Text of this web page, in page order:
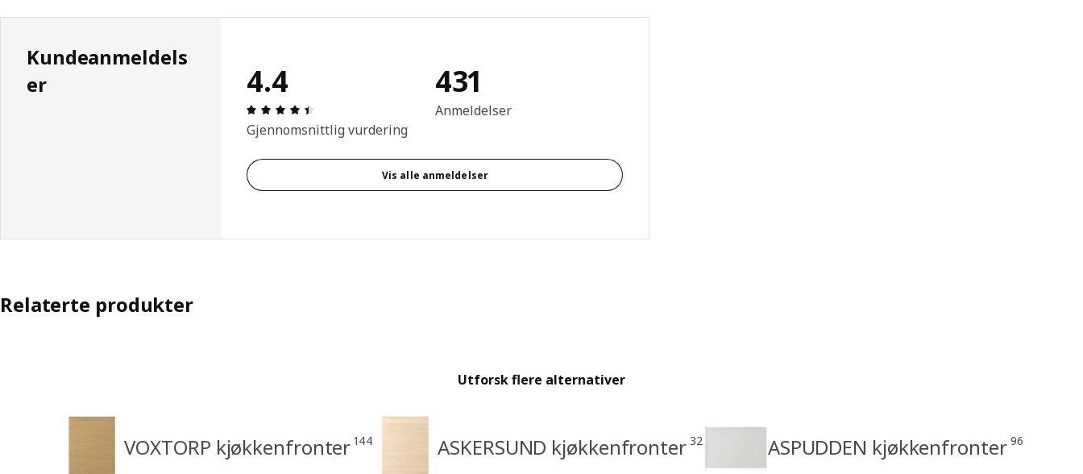
Kundeanmeldels
er
4.4
Produktomtale: 4.4 ingen kundevurdering 5 stjerner. Totalt antall anmeldelser: 431
Gjennomsnittlig vurdering
431
Anmeldelser
Vis alle anmeldelser
Relaterte produkter
Utforsk flere alternativer
VOXTORP kjøkkenfronter 144 ASKERSUND kjøkkenfronter 32 ASPUDDEN kjøkkenfronter 96